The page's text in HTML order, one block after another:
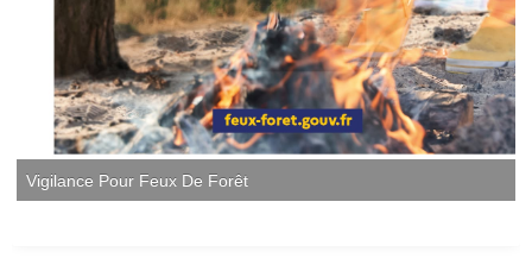
Vigilance Pour Feux De Forêt